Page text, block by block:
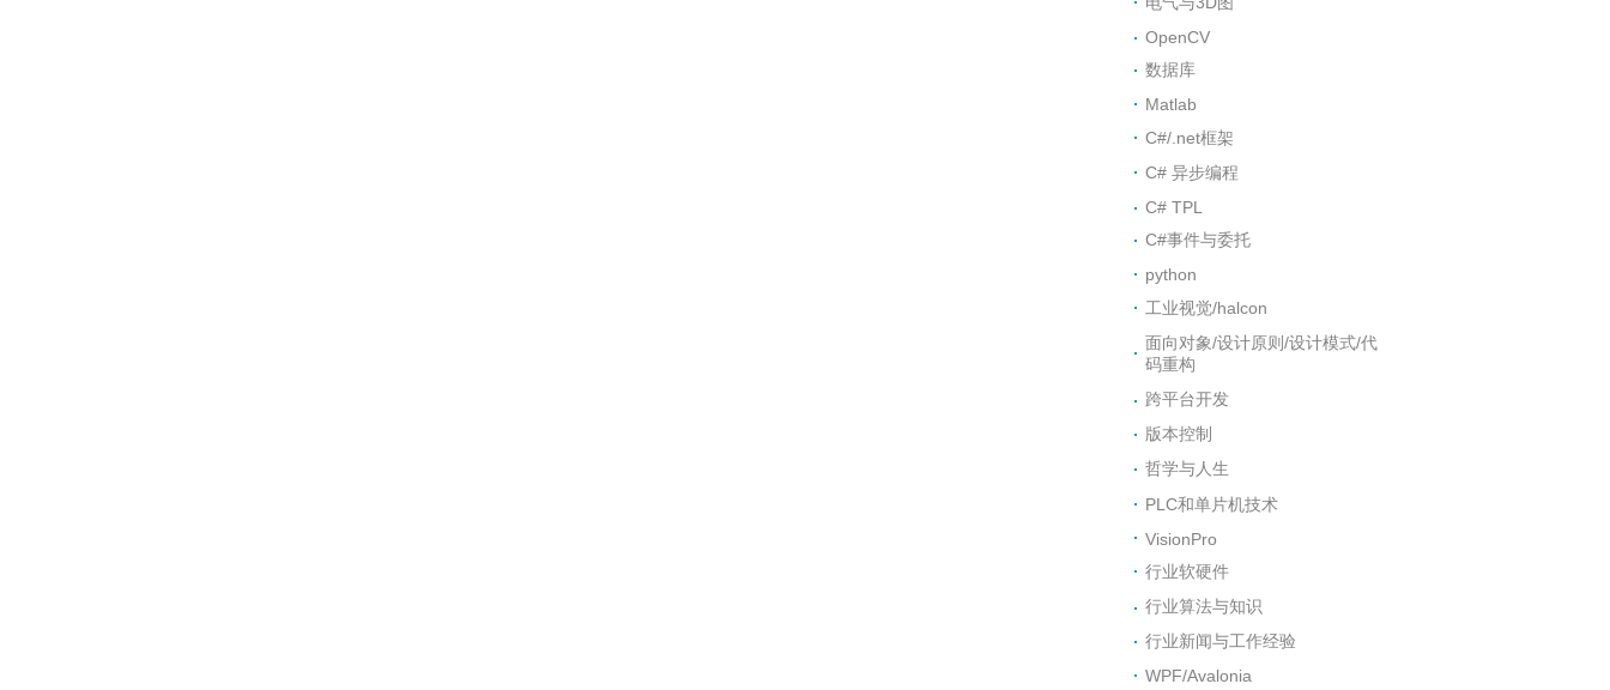
OpenCV
数据库
Matlab
C#/.net框架
C# 异步编程
C# TPL
C#事件与委托
python
工业视觉/halcon
面向对象/设计原则/设计模式/代
码重构
跨平台开发
版本控制
哲学与人生
PLC和单片机技术
VisionPro
行业软硬件
行业算法与知识
行业新闻与工作经验
WPF/Avalonia